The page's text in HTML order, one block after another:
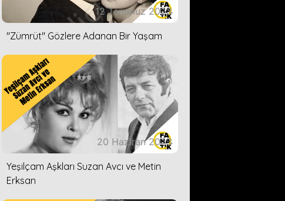
12 Temmuz 2023
''Zümrüt'' Gözlere Adanan Bir Yaşam
20 Haziran 2023
Yeşilçam Aşkları Suzan Avcı ve Metin
Erksan